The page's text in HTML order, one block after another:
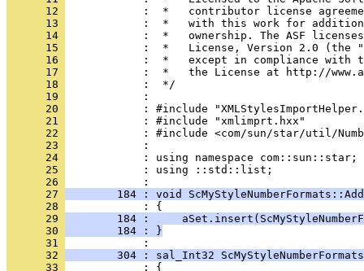
      12
      13
      14
      15
      16
      17
      18
      19
      20
      21
      22
      23
      24
      25
            : using ::std::list;
      26
      27
184 : void
      28
      29
184 :
      30
        184 : }
      31
      32
304 : sal_Int32
      33